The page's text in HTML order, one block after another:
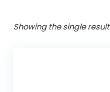
Showing the single result